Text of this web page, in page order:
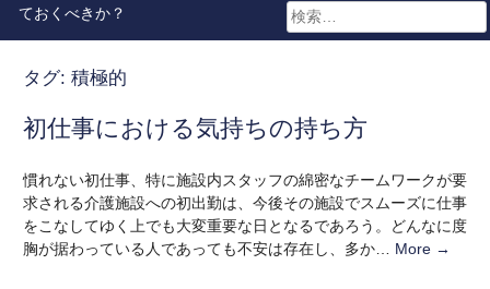
ておくべきか？
索:
タグ: 積極的
初仕事における気持ちの持ち方
慣れない初仕事、特に施設内スタッフの綿密なチームワークが要
求される介護施設への初出勤は、今後その施設でスムーズに仕事
をこなしてゆく上でも大変重要な日となるであろう。どんなに度
胸が据わっている人であっても不安は存在し、多か… More →